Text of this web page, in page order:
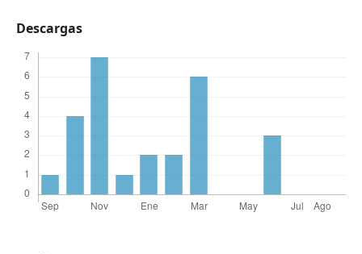
Descargas